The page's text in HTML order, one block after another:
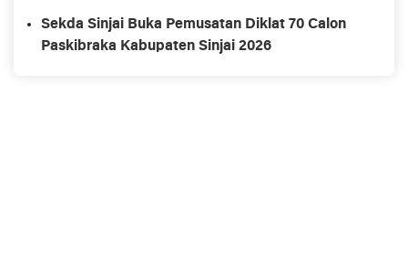
Sekda Sinjai Buka Pemusatan Diklat 70 Calon
Paskibraka Kabupaten Sinjai 2026